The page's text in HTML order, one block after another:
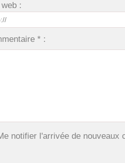
:
* :
notifier l'arrivée de nouveaux